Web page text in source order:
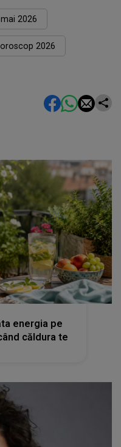
2026
2026
energia pe
căldura te